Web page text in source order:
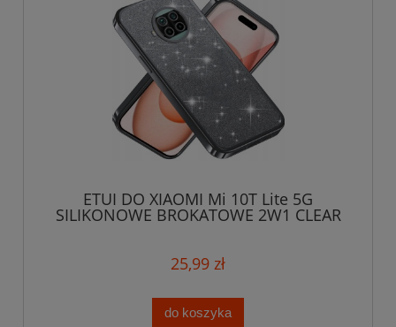
ETUI DO XIAOMI Mi 10T Lite 5G
SILIKONOWE BROKATOWE 2W1 CLEAR
25,99 zł
do koszyka